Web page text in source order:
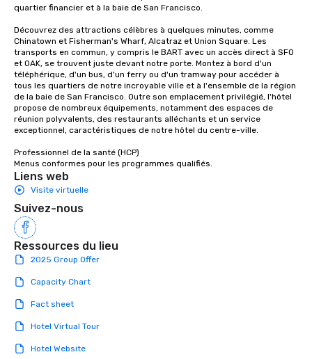
Lip Smacking Foodie
groups, small or large.
experiences can
groups from as few
as 500 guests,
choice for any
Stress-Free Booking
a tour is stress-free
quartier financier et à la baie de San Francisco.
Découvrez des attractions célèbres à quelques minutes, comme
Chinatown et Fisherman's Wharf, Alcatraz et Union Square. Les
transports en commun, y compris le BART avec un accès direct à SFO
et OAK, se trouvent juste devant notre porte. Montez à bord d'un
téléphérique, d'un bus, d'un ferry ou d'un tramway pour accéder à
tous les quartiers de notre incroyable ville et à l'ensemble de la région
de la baie de San Francisco. Outre son emplacement privilégié, l'hôtel
propose de nombreux équipements, notamment des espaces de
réunion polyvalents, des restaurants alléchants et un service
exceptionnel, caractéristiques de notre hôtel du centre-ville.
Professionnel de la santé (HCP)
Menus conformes pour les programmes qualifiés.
Liens web
Visite virtuelle
Suivez-nous
Ressources du lieu
2025 Group Offer
Capacity Chart
Fact sheet
Hotel Virtual Tour
Hotel Website